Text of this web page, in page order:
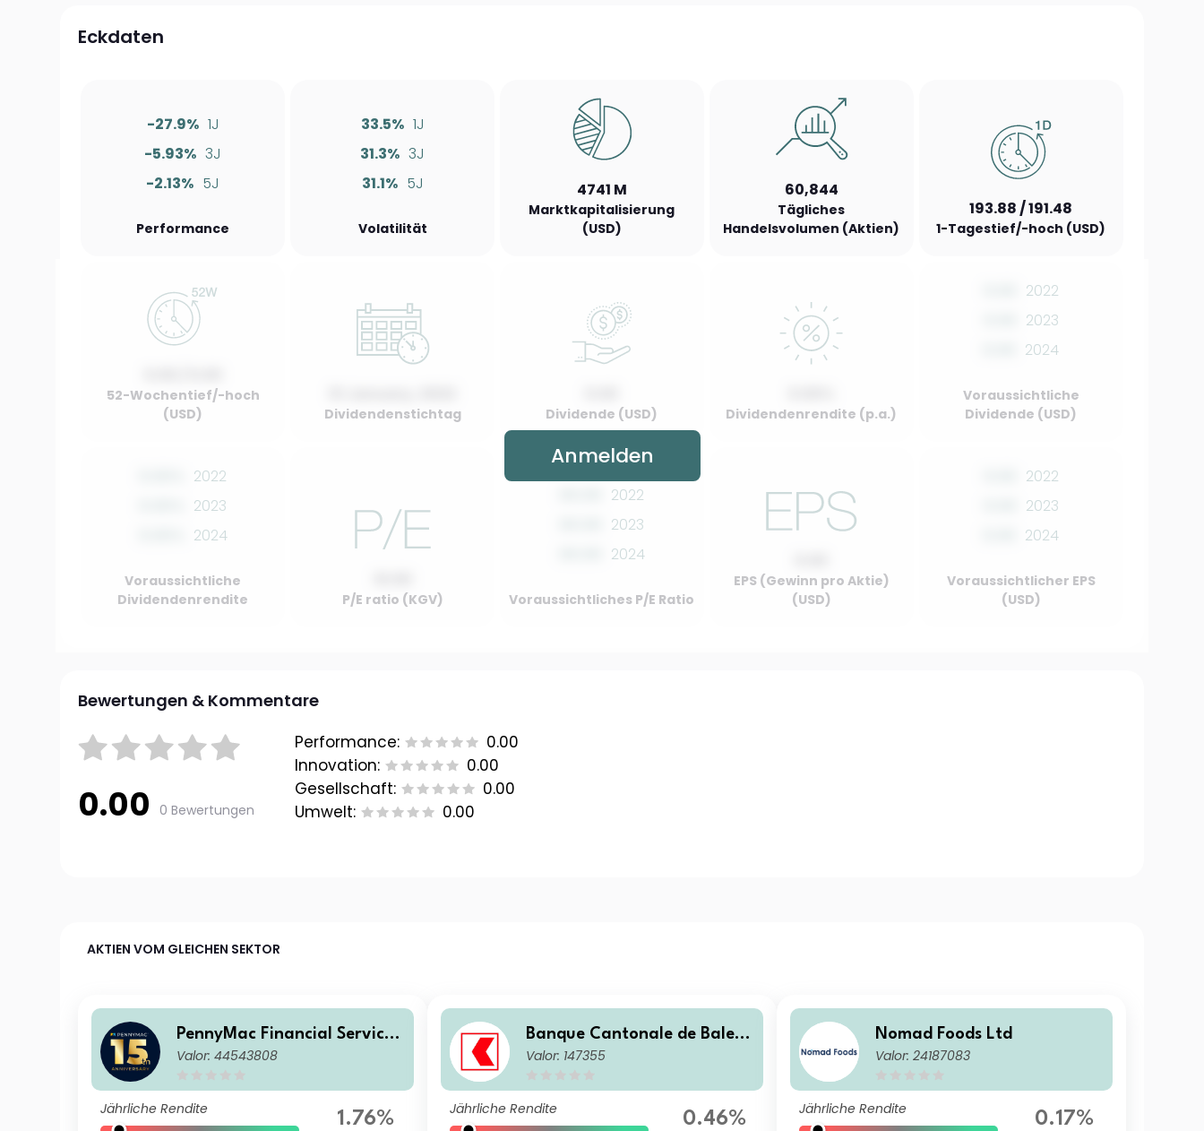
Eckdaten
-27.9% 1J
-5.93% 3J
-2.13% 5J
Performance
33.5% 1J
31.3% 3J
31.1% 5J
Volatilität
4741 M
Marktkapitalisierung
(USD)
60,844
Tägliches
Handelsvolumen (Aktien)
193.88 / 191.48
1-Tagestief/-hoch (USD)
52-Wochentief/-hoch
(USD)
Dividendenstichtag Dividende (USD) Dividendenrendite (p.a.)
2022
2023
2024
Voraussichtliche
Dividende (USD)
2022
2023
2024
Voraussichtliche
Dividendenrendite
P/E ratio (KGV)
2022
2023
2024
Voraussichtliches P/E Ratio
EPS (Gewinn pro Aktie)
(USD)
2022
2023
2024
Voraussichtlicher EPS
(USD)
Anmelden
Bewertungen & Kommentare
0.00 0 Bewertungen
Performance:
0.00
Innovation:
0.00
Gesellschaft:
0.00
Umwelt:
0.00
AKTIEN VOM GLEICHEN SEKTOR
PennyMac Financial Services
Inc
Valor: 44543808
Jährliche Rendite 1.76%
Banque Cantonale de Bale C
ampagne
Valor: 147355
Jährliche Rendite 0.46%
Nomad Foods Ltd
Valor: 24187083
Jährliche Rendite 0.17%